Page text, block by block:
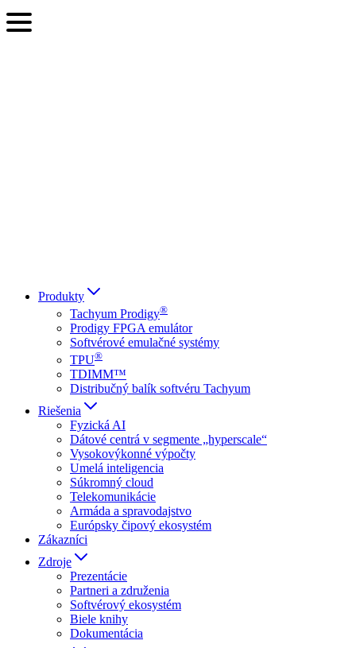
Produkty
Tachyum Prodigy®
Prodigy FPGA emulátor
Softvérové emulačné systémy
TPU®
TDIMM™
Distribučný balík softvéru Tachyum
Riešenia
Fyzická AI
Dátové centrá v segmente „hyperscale“
Vysokovýkonné výpočty
Umelá inteligencia
Súkromný cloud
Telekomunikácie
Armáda a spravodajstvo
Európsky čipový ekosystém
Zákazníci
Zdroje
Prezentácie
Partneri a združenia
Softvérový ekosystém
Biele knihy
Dokumentácia